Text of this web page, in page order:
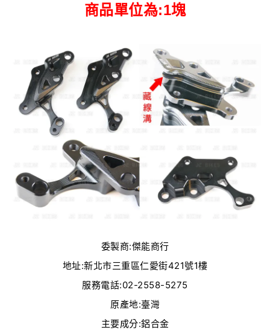
商品單位為:1塊
委製商:傑能商行
地址:新北市三重區仁愛街421號1樓
服務電話:02-2558-5275
原產地:臺灣
主要成分:鋁合金